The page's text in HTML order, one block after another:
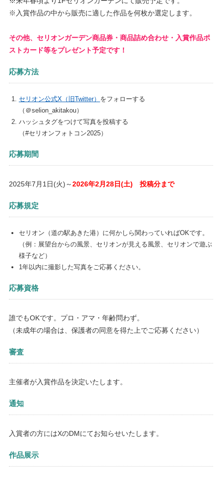
※入賞作品の中から販売に適した作品を何枚か選定します。
その他、セリオンガーデン商品券・商品詰め合わせ・入賞作品ポ
ストカード等をプレゼント予定です！
応募方法
セリオン公式X（旧Twitter） をフォローする
（＠selion_akitakou）
ハッシュタグをつけて写真を投稿する
（#セリオンフォトコン2025）
応募期間
2025年7月1日(火)～2026年2月28日(土) 投稿分まで
応募規定
セリオン（道の駅あきた港）に何かしら関わっていればOKです。
（例：展望台からの風景、セリオンが見える風景、セリオンで遊ぶ
様子など）
1年以内に撮影した写真をご応募ください。
応募資格
誰でもOKです。プロ・アマ・年齢問わず。
（未成年の場合は、保護者の同意を得た上でご応募ください）
審査
主催者が入賞作品を決定いたします。
通知
入賞者の方にはXのDMにてお知らせいたします。
作品展示